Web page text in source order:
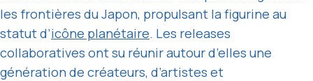
les frontières du Japon, propulsant la figurine au
statut d’icône planétaire. Les releases
collaboratives ont su réunir autour d’elles une
génération de créateurs, d’artistes et